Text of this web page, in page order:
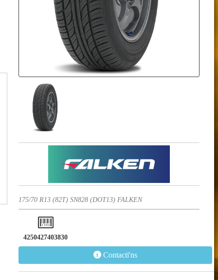
175/70 R13 (82T) SN828 (DOT13) FALKEN
4250427403830
Contacti'ns